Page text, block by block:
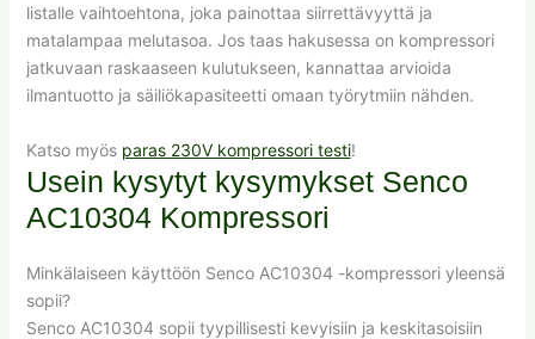
listalle vaihtoehtona, joka painottaa siirrettävyyttä ja
matalampaa melutasoa. Jos taas hakusessa on kompressori
jatkuvaan raskaaseen kulutukseen, kannattaa arvioida
ilmantuotto ja säiliökapasiteetti omaan työrytmiin nähden.
Katso myös paras 230V kompressori testi!
Usein kysytyt kysymykset Senco
AC10304 Kompressori
Minkälaiseen käyttöön Senco AC10304 -kompressori yleensä
sopii?
Senco AC10304 sopii tyypillisesti kevyisiin ja keskitasoisiin